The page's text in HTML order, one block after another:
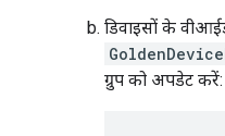
डिवाइसों के
ग्रुप को अपडेट करें: